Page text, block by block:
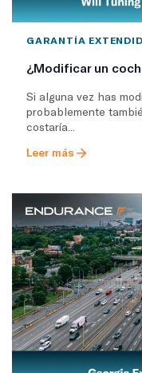
GARANTÍA
¿Modificar un
Si alguna vez has
probablemente
costaría...
Leer más